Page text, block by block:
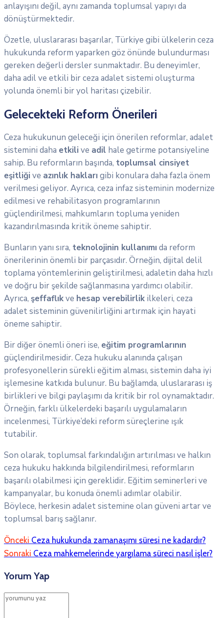
anlayışını değil, aynı zamanda toplumsal yapıyı da
dönüştürmektedir.
Özetle, uluslararası başarılar, Türkiye gibi ülkelerin ceza
hukukunda reform yaparken göz önünde bulundurması
gereken değerli dersler sunmaktadır. Bu deneyimler,
daha adil ve etkili bir ceza adalet sistemi oluşturma
yolunda önemli bir yol haritası çizebilir.
Gelecekteki Reform Önerileri
Ceza hukukunun geleceği için önerilen reformlar, adalet
sistemini daha etkili ve adil hale getirme potansiyeline
sahip. Bu reformların başında, toplumsal cinsiyet
eşitliği ve azınlık hakları gibi konulara daha fazla önem
verilmesi geliyor. Ayrıca, ceza infaz sisteminin modernize
edilmesi ve rehabilitasyon programlarının
güçlendirilmesi, mahkumların topluma yeniden
kazandırılmasında kritik öneme sahiptir.
Bunların yanı sıra, teknolojinin kullanımı da reform
önerilerinin önemli bir parçasıdır. Örneğin, dijital delil
toplama yöntemlerinin geliştirilmesi, adaletin daha hızlı
ve doğru bir şekilde sağlanmasına yardımcı olabilir.
Ayrıca, şeffaflıkve hesap verebilirlik ilkeleri, ceza
adalet sisteminin güvenilirliğini artırmak için hayati
öneme sahiptir.
Bir diğer önemli öneri ise, eğitim programlarının
güçlendirilmesidir. Ceza hukuku alanında çalışan
profesyonellerin sürekli eğitim alması, sistemin daha iyi
işlemesine katkıda bulunur. Bu bağlamda, uluslararası iş
birlikleri ve bilgi paylaşımı da kritik bir rol oynamaktadır.
Örneğin, farklı ülkelerdeki başarılı uygulamaların
incelenmesi, Türkiye’deki reform süreçlerine ışık
tutabilir.
Son olarak, toplumsal farkındalığın artırılması ve halkın
ceza hukuku hakkında bilgilendirilmesi, reformların
başarılı olabilmesi için gereklidir. Eğitim seminerleri ve
kampanyalar, bu konuda önemli adımlar olabilir.
Böylece, herkesin adalet sistemine olan güveni artar ve
toplumsal barış sağlanır.
Önceki Ceza hukukunda zamanaşımı süresi ne kadardır?
Sonraki Ceza mahkemelerinde yargılama süreci nasıl işler?
Yorum Yap